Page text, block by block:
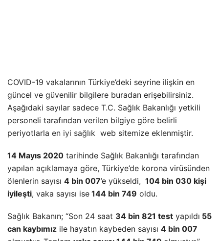
COVID-19 vakalarının Türkiye’deki seyrine ilişkin en
güncel ve güvenilir bilgilere buradan erişebilirsiniz.
Aşağıdaki sayılar sadece T.C. Sağlık Bakanlığı yetkili
personeli tarafından verilen bilgiye göre belirli
periyotlarla en iyi sağlık web sitemize eklenmiştir.
14 Mayıs 2020 tarihinde Sağlık Bakanlığı tarafından
yapılan açıklamaya göre, Türkiye’de korona virüsünden
ölenlerin sayısı 4 bin 007’e yükseldi, 104 bin 030 kişi
iyileşti, vaka sayısı ise 144 bin 749 oldu.
Sağlık Bakanın; “Son 24 saat 34 bin 821 test yapıldı 55
can kaybımız ile hayatın kaybeden sayısı 4 bin 007